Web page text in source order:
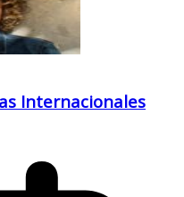
Internacionales